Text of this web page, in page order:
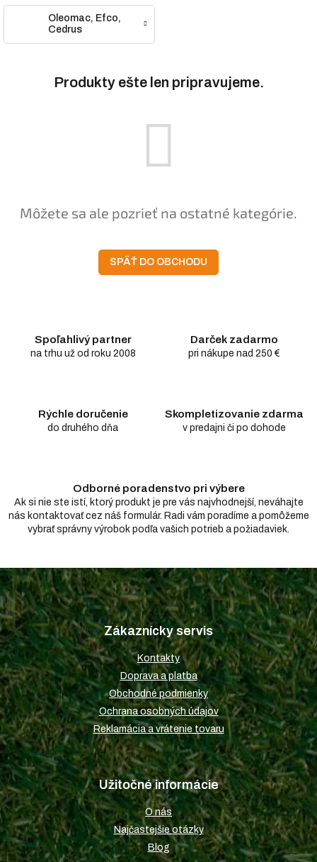
Oleomac, Efco,
Cedrus
Produkty ešte len pripravujeme.
Môžete sa ale pozrieť na ostatné kategórie.
SPÄŤ DO OBCHODU
Spoľahlivý partner
na trhu už od roku 2008
Darček zadarmo
pri nákupe nad 250 €
Rýchle doručenie
do druhého dňa
Skompletizovanie zdarma
v predajni či po dohode
Odborné poradenstvo pri výbere
Ak si nie ste istí, ktorý produkt je pre vás najvhodnejší, neváhajte
nás kontaktovať cez náš formulár. Radi vám poradíme a pomôžeme
vybrať správny výrobok podľa vašich potrieb a požiadaviek.
Z
á
p
ä
t
i
e
Zákaznícky servis
Kontakty
Doprava a platba
Obchodné podmienky
Ochrana osobných údajov
Reklamácia a vrátenie tovaru
Užitočné informácie
O nás
Najčastejšie otázky
Blog